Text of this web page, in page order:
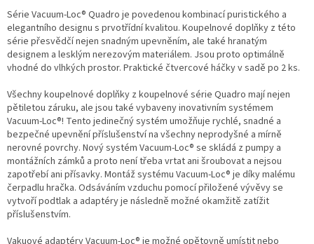
Série Vacuum-Loc® Quadro je povedenou kombinací puristického a
elegantního designu s prvotřídní kvalitou. Koupelnové doplňky z této
série přesvědčí nejen snadným upevněním, ale také hranatým
designem a lesklým nerezovým materiálem. Jsou proto optimálně
vhodné do vlhkých prostor. Praktické čtvercové háčky v sadě po 2 ks.
Všechny koupelnové doplňky z koupelnové série Quadro mají nejen
pětiletou záruku, ale jsou také vybaveny inovativním systémem
Vacuum-Loc®! Tento jedinečný systém umožňuje rychlé, snadné a
bezpečné upevnění příslušenství na všechny neprodyšné a mírně
nerovné povrchy. Nový systém Vacuum-Loc® se skládá z pumpy a
montážních zámků a proto není třeba vrtat ani šroubovat a nejsou
zapotřebí ani přísavky. Montáž systému Vacuum-Loc® je díky malému
čerpadlu hračka. Odsáváním vzduchu pomocí přiložené vývěvy se
vytvoří podtlak a adaptéry je následně možné okamžitě zatížit
příslušenstvím.